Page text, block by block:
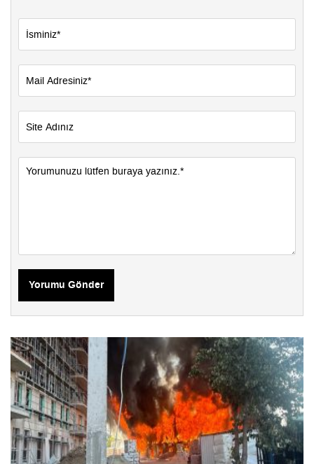
Yorumu Gönder